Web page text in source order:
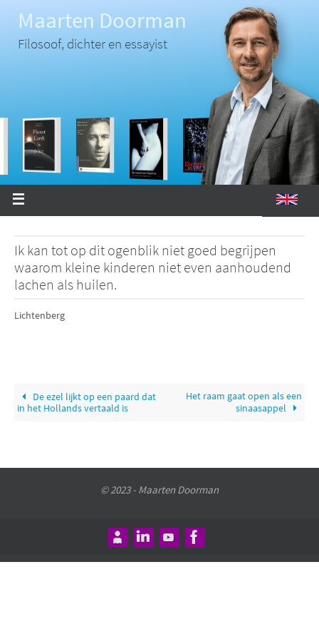
inhoud
Maarten Doorman
Filosoof, dichter en essayist
Ik kan tot op dit ogenblik niet goed begrijpen
waarom kleine kinderen niet even aanhoudend
lachen als huilen.
Lichtenberg
De ezel lijkt op een paard dat
in het Hollands vertaald is
Het raam gaat open als een
sinaasappel
© 2023 - Maarten Doorman